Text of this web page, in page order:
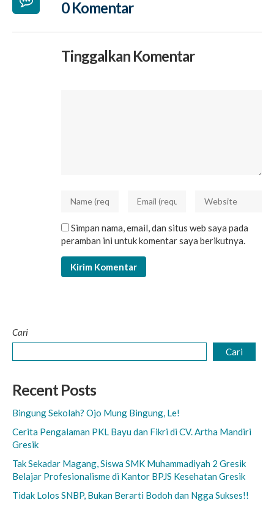
0 Komentar
Tinggalkan Komentar
Simpan nama, email, dan situs web saya pada
peramban ini untuk komentar saya berikutnya.
Cari
Cari
Recent Posts
Bingung Sekolah? Ojo Mung Bingung, Le!
Cerita Pengalaman PKL Bayu dan Fikri di CV. Artha Mandiri
Gresik
Tak Sekadar Magang, Siswa SMK Muhammadiyah 2 Gresik
Belajar Profesionalisme di Kantor BPJS Kesehatan Gresik
Tidak Lolos SNBP, Bukan Berarti Bodoh dan Ngga Sukses!!